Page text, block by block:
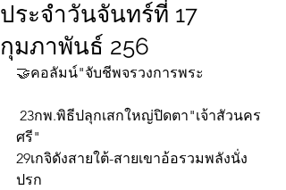
ประจำวันจันทร์ที่ 17
กุมภาพันธ์ 256
🤝คอลัมน์"จับชีพจรวงการพระ
ศรี"
29เกจิดังสายใต้-สายเขาอ้อรวมพลังนั่ง
ปรก